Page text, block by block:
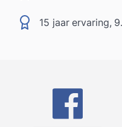
15 jaar ervaring,